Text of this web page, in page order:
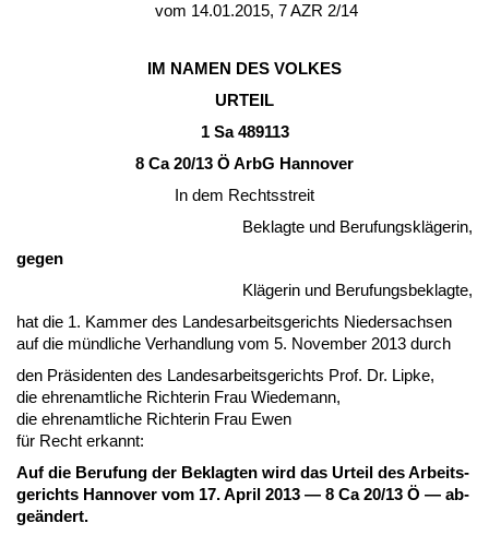
vom 14.01.2015, 7 AZR 2/14
IM NA­MEN DES VOL­KES
UR­TEIL
1 Sa 489113
8 Ca 20/13 Ö ArbG Han­no­ver
In dem Rechts­streit
Be­klag­te und Be­ru­fungskläge­rin,
ge­gen
Kläge­rin und Be­ru­fungs­be­klag­te,
hat die 1. Kam­mer des Lan­des­ar­beits­ge­richts Nie­der­sach­sen
auf die münd­li­che Ver­hand­lung vom 5. No­vem­ber 2013 durch
den Präsi­den­ten des Lan­des­ar­beits­ge­richts Prof. Dr. Lip­ke,
die eh­ren­amt­li­che Rich­te­rin Frau Wie­de­mann,
die eh­ren­amt­li­che Rich­te­rin Frau Ewen
für Recht er­kannt:
Auf die Be­ru­fung der Be­klag­ten wird das Ur­teil des Ar­beits­
ge­richts Han­no­ver vom 17. April 2013 — 8 Ca 20/13 Ö — ab­
geändert.